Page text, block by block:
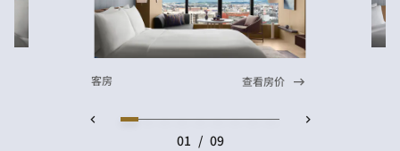
客房 查看房价
01 / 09